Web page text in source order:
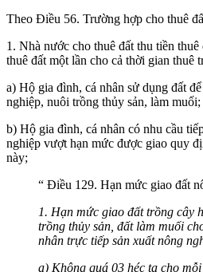
Theo Điều 56. Trường hợp cho thuê
1. Nhà nước cho thuê đất thu tiền thuê
thuê đất một lần cho cả thời gian thuê
a) Hộ gia đình, cá nhân sử dụng đất
nghiệp, nuôi trồng thủy sản, làm muối;
b) Hộ gia đình, cá nhân có nhu cầu
nghiệp vượt hạn mức được giao quy
này;
“ Điều 129. Hạn mức giao đất
1. Hạn mức giao đất trồng cây
trồng thủy sản, đất làm muối
nhân trực tiếp sản xuất nông
a) Không quá 03 héc ta cho